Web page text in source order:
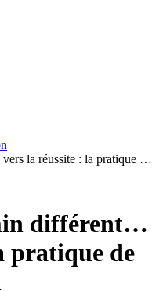
la réussite : la pratique …
différent…
pratique de